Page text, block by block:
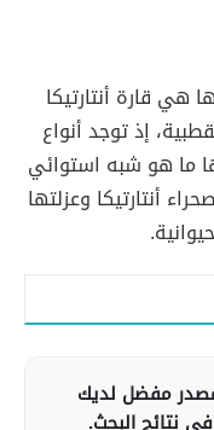
هي قارة أنتارتيكا
إذ توجد أنواع
ما هو شبه استوائي
أنتارتيكا وعزلتها
مفضل لديك
نتائج البحث.